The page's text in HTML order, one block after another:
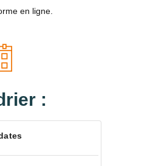
en ligne.
: